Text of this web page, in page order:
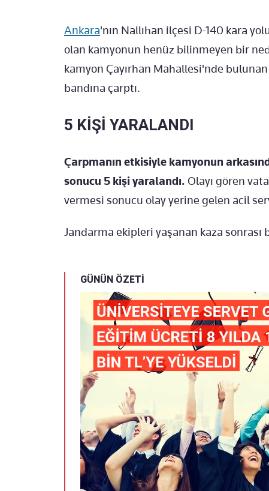
Ankara'nın Nallıhan ilçesi D-140 kara
olan kamyonun henüz bilinmeyen bir
kamyon Çayırhan Mahallesi'nde
bandına çarptı.
5 KİŞİ YARALANDI
Çarpmanın etkisiyle kamyonun
sonucu 5 kişi yaralandı. Olayı gören
vermesi sonucu olay yerine gelen acil
Jandarma ekipleri yaşanan kaza
GÜNÜN ÖZETİ